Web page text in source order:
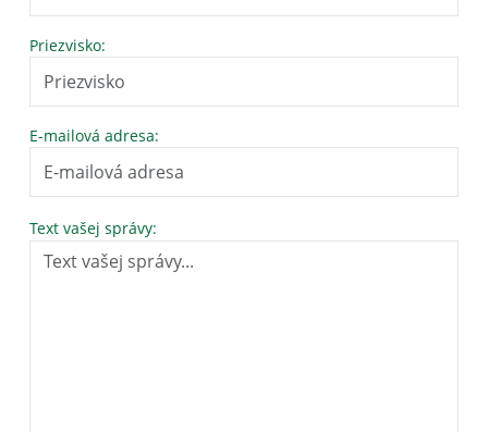
Priezvisko:
E-mailová adresa:
Text vašej správy: